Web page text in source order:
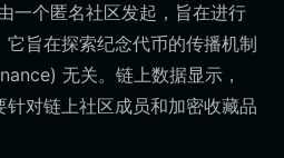
一个匿名社区发起，旨在进行
旨在探索纪念代币的传播机制
无关。链上数据显示，
对链上社区成员和加密收藏品